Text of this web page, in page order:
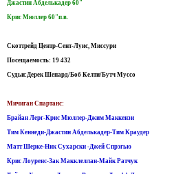
Джастин Абделькадер 60"
Крис Мюллер 60"п.в.
Скоттрейд Центр-Сент-Луис, Миссури
Посещаемость: 19 432
Судьи:Дерек Шепард/Боб Келти/Бутч Муссо
Мичиган Спартанс:
Брайан Лерг-Крис Мюллер-Джим Маккензи
Тим Кеннеди-Джастин Абделькадер-Тим Краудер
Maтт Шерке-Ник Сухарски -Джей Спрэгью
Крис Лоуренс-Зак Макклеллан-Майк Ратчук